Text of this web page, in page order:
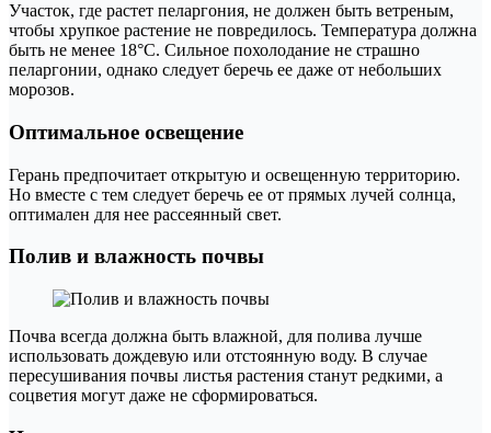
Участок, где растет пеларгония, не должен быть ветреным,
чтобы хрупкое растение не повредилось. Температура должна
быть не менее 18°С. Сильное похолодание не страшно
пеларгонии, однако следует беречь ее даже от небольших
морозов.
Оптимальное освещение
Герань предпочитает открытую и освещенную территорию.
Но вместе с тем следует беречь ее от прямых лучей солнца,
оптимален для нее рассеянный свет.
Полив и влажность почвы
Почва всегда должна быть влажной, для полива лучше
использовать дождевую или отстоянную воду. В случае
пересушивания почвы листья растения станут редкими, а
соцветия могут даже не сформироваться.